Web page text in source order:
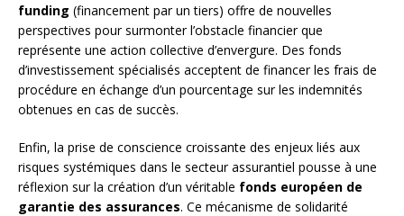
funding (financement par un tiers) offre de nouvelles
perspectives pour surmonter l’obstacle financier que
représente une action collective d’envergure. Des fonds
d’investissement spécialisés acceptent de financer les frais de
procédure en échange d’un pourcentage sur les indemnités
obtenues en cas de succès.
Enfin, la prise de conscience croissante des enjeux liés aux
risques systémiques dans le secteur assurantiel pousse à une
réflexion sur la création d’un véritable fonds européen de
garantie des assurances. Ce mécanisme de solidarité